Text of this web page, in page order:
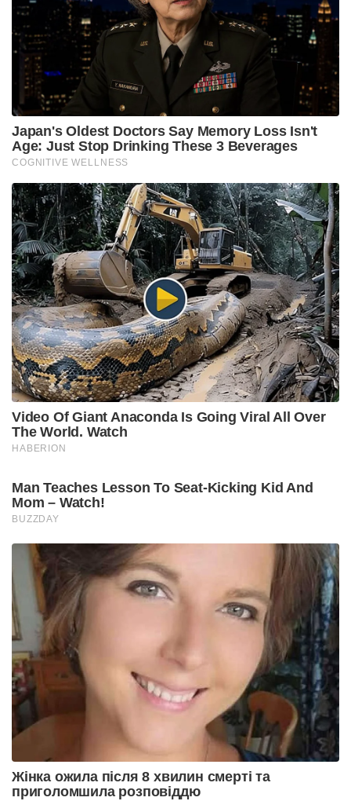
Japan's Oldest Doctors Say Memory Loss Isn't
Age: Just Stop Drinking These 3 Beverages
COGNITIVE WELLNESS
Video Of Giant Anaconda Is Going Viral All Over
The World. Watch
HABERION
Man Teaches Lesson To Seat-Kicking Kid And
Mom – Watch!
BUZZDAY
Жінка ожила після 8 хвилин смерті та
приголомшила розповіддю